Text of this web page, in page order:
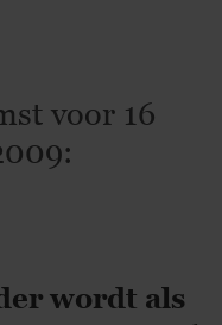
voor 16
wordt als